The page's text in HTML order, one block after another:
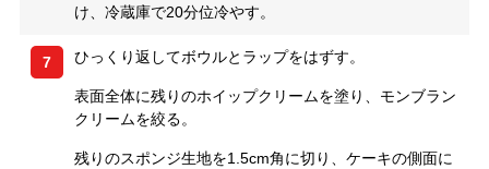
け、冷蔵庫で20分位冷やす。
7 ひっくり返してボウルとラップをはずす。
表面全体に残りのホイップクリームを塗り、モンブラン
クリームを絞る。
残りのスポンジ生地を1.5cm角に切り、ケーキの側面に